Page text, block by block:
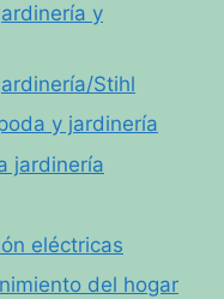
y
Stihl
y jardinería
jardinería
eléctricas
del hogar